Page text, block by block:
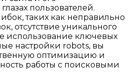
пользователей.
таких как неправильно
отсутствие уникального
использование ключевых
настройки robots, вы
оптимизацию и
работы с поисковыми